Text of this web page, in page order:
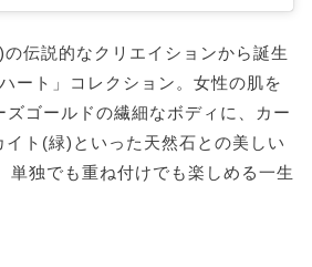
伝説的なクリエイションから誕生
ート」コレクション。女性の肌を
ズゴールドの繊細なボディに、カー
ト(緑)といった天然石との美しい
単独でも重ね付けでも楽しめる一生